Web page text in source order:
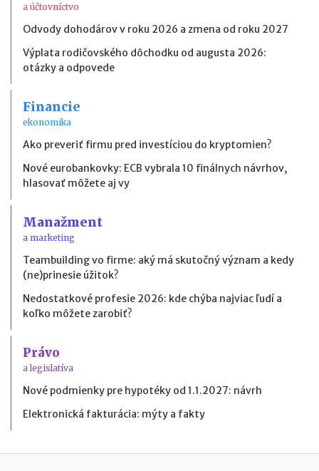
a účtovníctvo
Odvody dohodárov v roku 2026 a zmena od roku 2027
Výplata rodičovského dôchodku od augusta 2026:
otázky a odpovede
Financie
ekonomika
Ako preveriť firmu pred investíciou do kryptomien?
Nové eurobankovky: ECB vybrala 10 finálnych návrhov,
hlasovať môžete aj vy
Manažment
a marketing
Teambuilding vo firme: aký má skutočný význam a kedy
(ne)prinesie úžitok?
Nedostatkové profesie 2026: kde chýba najviac ľudí a
koľko môžete zarobiť?
Právo
a legislatíva
Nové podmienky pre hypotéky od 1.1.2027: návrh
Elektronická fakturácia: mýty a fakty